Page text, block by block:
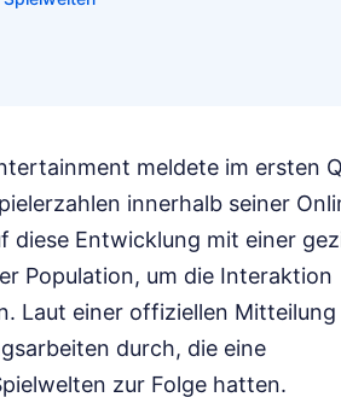
meldete im ersten
innerhalb seiner
diese Entwicklung mit einer
Population, um die Interaktion
Laut einer offiziellen Mitteilung
durch, die eine
zur Folge hatten.